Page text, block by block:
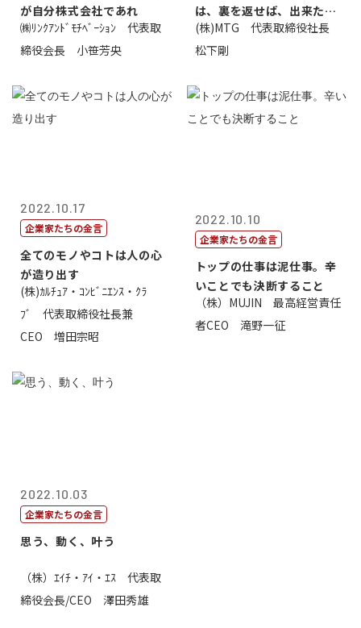
が自分株式会社であれ
㈱ﾘﾝｸｱﾝﾄﾞﾓﾁﾍﾞｰｼｮﾝ 代表取
締役会長 小笹芳央
は、裏を返せば、出来たら
価値があるとい...
(株)MTG 代表取締役社長
松下剛
2022.10.17
企業家たちの金言
全てのモノやコトは人の心
が造り出す
(株)ｶﾙﾁｭｱ・ｺﾝﾋﾞﾆｴﾝｽ・ｸﾗ
ﾌﾞ 代表取締役社長兼
CEO 増田宗昭
2022.10.10
企業家たちの金言
トップの仕事は泥仕事。辛
いことでも決断すること
（株）MUJIN 最高経営責任
者CEO 滝野一征
2022.10.03
企業家たちの金言
思う、動く、叶う
（株）ｴｲﾁ・ｱｲ・ｴｽ 代表取
締役会長/CEO 澤田秀雄